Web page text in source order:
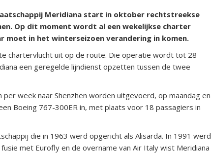
Meridiana start in oktober rechtstreekse
Op dit moment wordt al een wekelijkse charter
moet in het winterseizoen verandering in komen.
chartervlucht uit op de route. Die operatie wordt tot 28
een geregelde lijndienst opzetten tussen de twee
week naar Shenzhen worden uitgevoerd, op maandag en
Boeing 767-300ER in, met plaats voor 18 passagiers in
die in 1963 werd opgericht als Alisarda. In 1991 werd
met Eurofly en de overname van Air Italy wist Meridiana